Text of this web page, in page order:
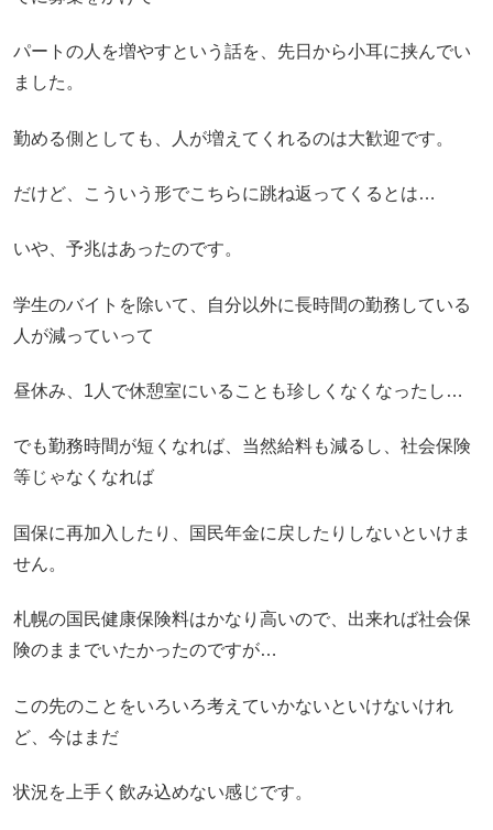
パートの人を増やすという話を、先日から小耳に挟んでい
ました。
勤める側としても、人が増えてくれるのは大歓迎です。
だけど、こういう形でこちらに跳ね返ってくるとは…
いや、予兆はあったのです。
学生のバイトを除いて、自分以外に長時間の勤務している
人が減っていって
昼休み、1人で休憩室にいることも珍しくなくなったし…
でも勤務時間が短くなれば、当然給料も減るし、社会保険
等じゃなくなれば
国保に再加入したり、国民年金に戻したりしないといけま
せん。
札幌の国民健康保険料はかなり高いので、出来れば社会保
険のままでいたかったのですが…
この先のことをいろいろ考えていかないといけないけれ
ど、今はまだ
状況を上手く飲み込めない感じです。